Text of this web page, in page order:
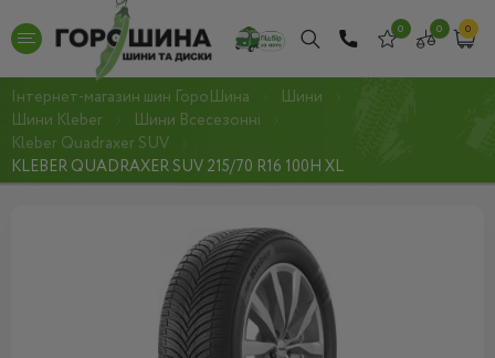
0 0 0
Інтернет-магазин шин ГороШина
Шини
Шини Kleber
Шини Всесезонні
Kleber Quadraxer SUV
KLEBER QUADRAXER SUV 215/70 R16 100H XL